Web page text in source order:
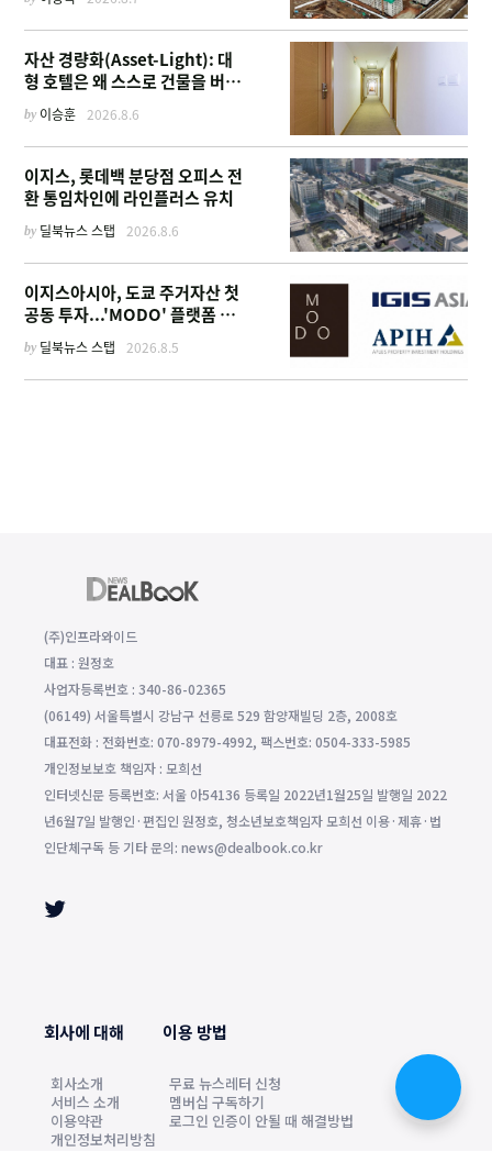
까지
자산 경량화(Asset-Light): 대
형 호텔은 왜 스스로 건물을 버리
고 '이름'만 팔기 시작했을까
by 이승훈 2026.8.6
이지스, 롯데백 분당점 오피스 전
환 통임차인에 라인플러스 유치
by 딜북뉴스 스탭 2026.8.6
이지스아시아, 도쿄 주거자산 첫
공동 투자...'MODO' 플랫폼 가
동
by 딜북뉴스 스탭 2026.8.5
(주)인프라와이드
대표 : 원정호
사업자등록번호 : 340-86-02365
(06149) 서울특별시 강남구 선릉로 529 함양재빌딩 2층, 2008호
대표전화 : 전화번호: 070-8979-4992, 팩스번호: 0504-333-5985
개인정보보호 책임자 : 모희선
인터넷신문 등록번호: 서울 아54136 등록일 2022년1월25일 발행일 2022
년6월7일 발행인·편집인 원정호, 청소년보호책임자 모희선 이용·제휴·법
인단체구독 등 기타 문의: news@dealbook.co.kr
회사에 대해
회사소개
서비스 소개
이용약관
개인정보처리방침
이용 방법
무료 뉴스레터 신청
멤버십 구독하기
로그인 인증이 안될 때 해결방법